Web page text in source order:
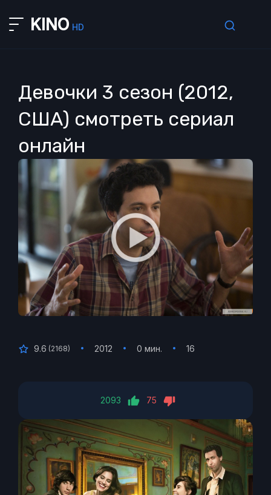
KINO HD
Девочки 3 сезон (2012,
США) смотреть сериал
онлайн
9.6 (2168) 2012 0 мин. 16
2093 75